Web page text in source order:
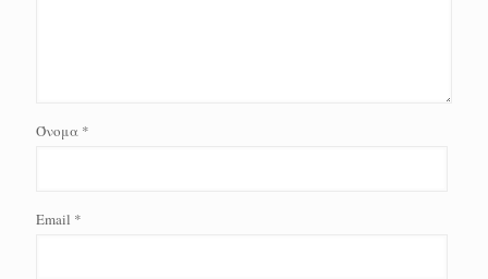
Όνομα *
Email *